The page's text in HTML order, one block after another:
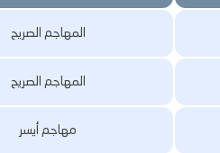
المهاجم الصريح
المهاجم الصريح
مهاجم أيسر